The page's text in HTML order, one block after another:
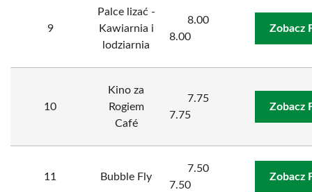
9
Palce lizać -
Kawiarnia i
lodziarnia
8.00
8.00
Zobacz
10
Kino za
Rogiem
Café
7.75
7.75
Zobacz
11 Bubble Fly
7.50
7.50
Zobacz